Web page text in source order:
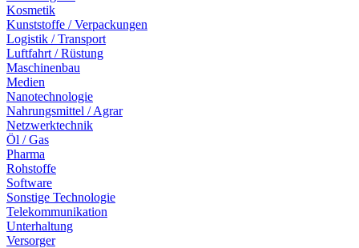
Kosmetik
Kunststoffe / Verpackungen
Logistik / Transport
Luftfahrt / Rüstung
Maschinenbau
Medien
Nanotechnologie
Nahrungsmittel / Agrar
Netzwerktechnik
Öl / Gas
Pharma
Rohstoffe
Software
Sonstige Technologie
Telekommunikation
Unterhaltung
Versorger